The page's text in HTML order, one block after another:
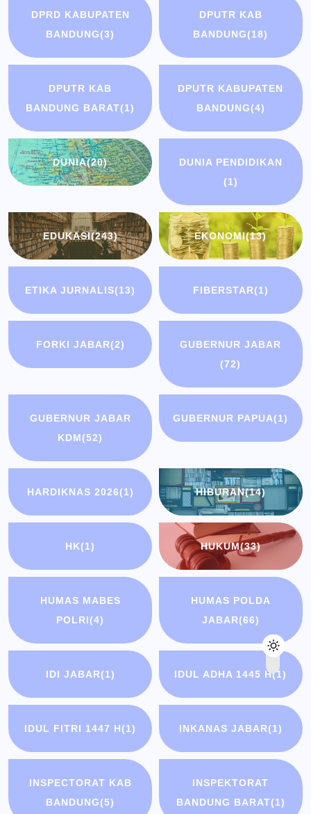
DPRD KABUPATEN
BANDUNG(3)
DPUTR KAB
BANDUNG(18)
DPUTR KAB
BANDUNG BARAT(1)
DPUTR KABUPATEN
BANDUNG(4)
DUNIA(20)
DUNIA PENDIDIKAN
(1)
EDUKASI(243) EKONOMI(13)
ETIKA JURNALIS(13) FIBERSTAR(1)
FORKI JABAR(2)
GUBERNUR JABAR
(72)
GUBERNUR JABAR
KDM(52)
GUBERNUR PAPUA(1)
HARDIKNAS 2026(1) HIBURAN(14)
HK(1) HUKUM(33)
HUMAS MABES
POLRI(4)
HUMAS POLDA
JABAR(66)
IDI JABAR(1) IDUL ADHA 1445 H(1)
IDUL FITRI 1447 H(1) INKANAS JABAR(1)
INSPECTORAT KAB
BANDUNG(5)
INSPEKTORAT
BANDUNG BARAT(1)